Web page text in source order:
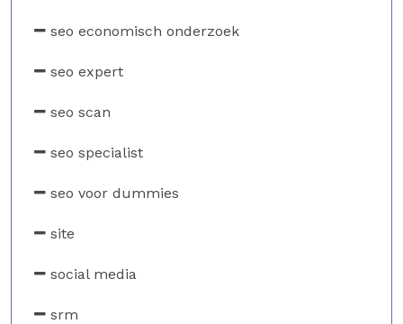
seo economisch onderzoek
seo expert
seo scan
seo specialist
seo voor dummies
site
social media
srm